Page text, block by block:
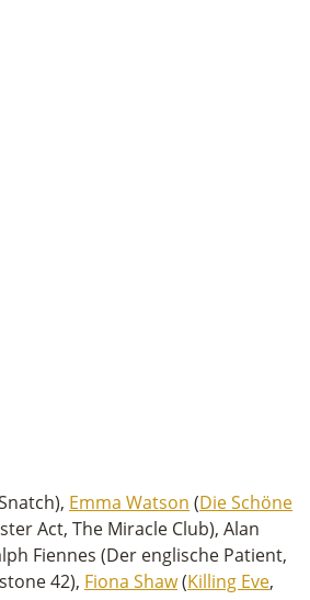
Emma Watson (Die Schöne
Act, The Miracle Club), Alan
Fiennes (Der englische Patient,
42), Fiona Shaw(Killing Eve,